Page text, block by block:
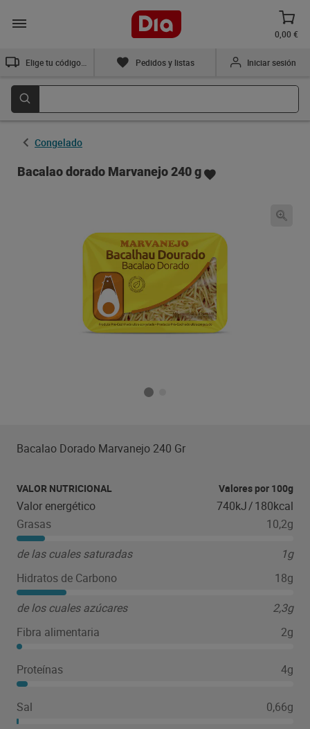
0,00 €
Pedidos y listas Iniciar sesión
Congelado
Bacalao dorado Marvanejo 240 g
Bacalao Dorado Marvanejo 240 Gr
VALOR NUTRICIONAL Valores por 100g
Valor energético 740kJ/180kcal
Grasas
10,2g
de las cuales saturadas
1g
Hidratos de Carbono
18g
de los cuales azúcares
2,3g
Fibra alimentaria
2g
Proteínas 4g
Sal 0,66g